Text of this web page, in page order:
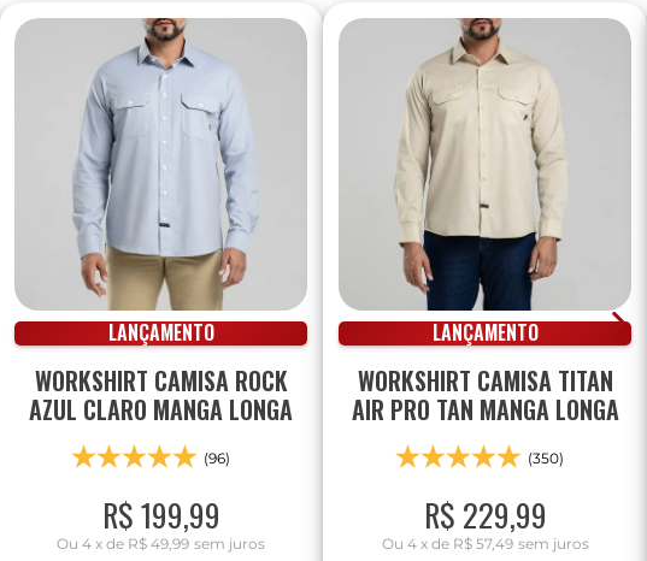
LANÇAMENTO
WORKSHIRT CAMISA ROCK
AZUL CLARO MANGA LONGA
(96)
R$199,99
Ou4 x de R$ 49,99 sem juros
LANÇAMENTO
WORKSHIRT CAMISA TITAN
AIR PRO TAN MANGA LONGA
(350)
R$ 229,99
Ou 4 xde R$ 57,49 sem juros